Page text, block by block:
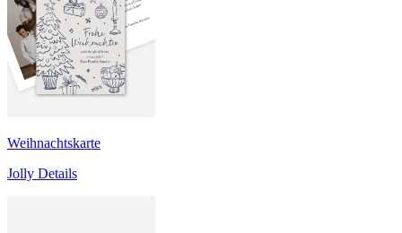
Weihnachtskarte
Jolly Details